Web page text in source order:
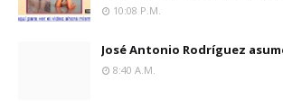
10:08 P.m.
José Antonio Rodríguez
8:40 A.m.